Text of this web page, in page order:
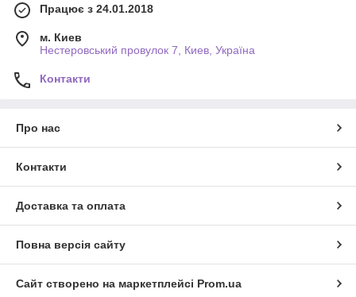
Працює з 24.01.2018
м. Киев
Нестеровський провулок 7, Киев, Україна
Контакти
Про нас
Контакти
Доставка та оплата
Повна версія сайту
Сайт створено на маркетплейсі Prom.ua